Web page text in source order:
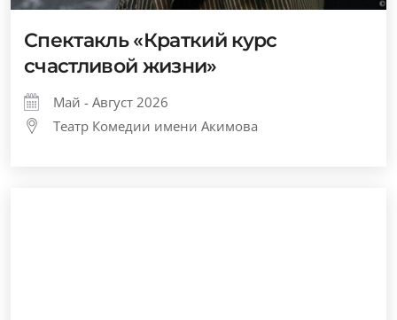
Спектакль «Краткий курс
счастливой жизни»
Май - Август 2026
Театр Комедии имени Акимова